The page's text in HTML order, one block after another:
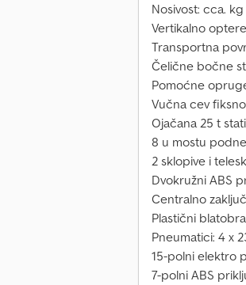
Nosivost: cca. kg
Vertikalno
Transportna
Čelične bočne
Pomoćne
Vučna cev
Ojačana 25 t
8 u mostu
2 sklopive i
Dvokružni ABS
Centralno
Plastični
Pneumatici: 4 x
15-polni elektro
7-polni ABS